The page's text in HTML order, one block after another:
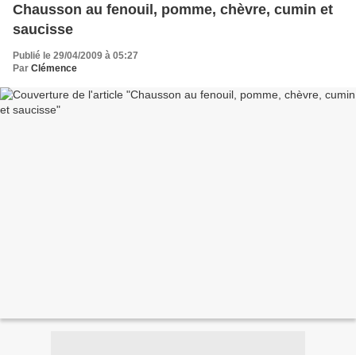
Chausson au fenouil, pomme, chèvre, cumin et
saucisse
Publié le 29/04/2009 à 05:27
Par Clémence